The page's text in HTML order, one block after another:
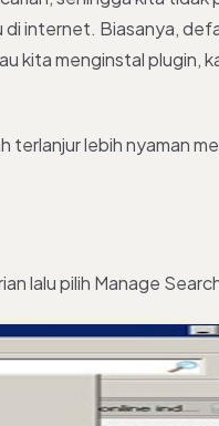
di internet. Biasanya,
kita menginstal plugin,
terlanjur lebih nyaman
lalu pilih Manage